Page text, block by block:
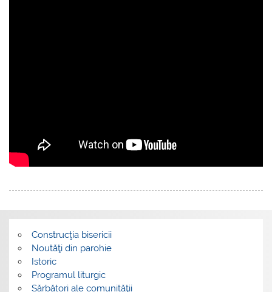
Construcţia bisericii
Noutăţi din parohie
Istoric
Programul liturgic
Sărbători ale comunităţii